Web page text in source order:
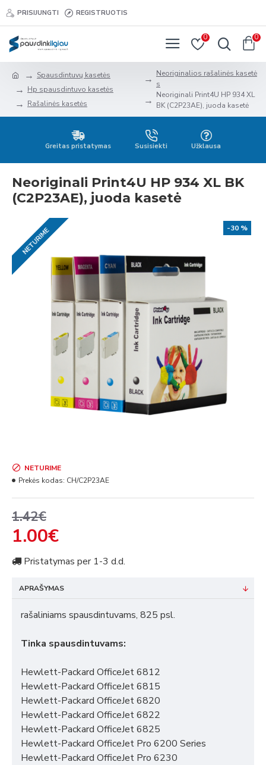
PRISIJUNGTI REGISTRUOTIS
0 0
Spausdintuvų kasetės
Hp spausdintuvo kasetės
Rašalinės kasetės
Neoriginalios rašalinės kasetė
s
Neoriginali Print4U HP 934 XL
BK (C2P23AE), juoda kasetė
Greitas pristatymas Susisiekti Užklausa
Neoriginali Print4U HP 934 XL BK
(C2P23AE), juoda kasetė
-30 %
NETURIME
1.42€
1.00€
NETURIME
Prekės kodas: CH/C2P23AE
Pristatymas per 1-3 d.d.
APRAŠYMAS
rašaliniams spausdintuvams, 825 psl.
Tinka spausdintuvams:
Hewlett-Packard OfficeJet 6812
Hewlett-Packard OfficeJet 6815
Hewlett-Packard OfficeJet 6820
Hewlett-Packard OfficeJet 6822
Hewlett-Packard OfficeJet 6825
Hewlett-Packard OfficeJet Pro 6200 Series
Hewlett-Packard OfficeJet Pro 6230